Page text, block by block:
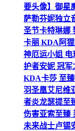
要头像】御星
萨勒芬妮独立
圣节卡特琳娜
卡丽 KDA阿
神厄运小姐 电
护者安妮 冠军
KDA卡莎 至
羽圣凰艾尼维
者炎龙瑟提至
伤害亚索至臻
未来战士卢锡